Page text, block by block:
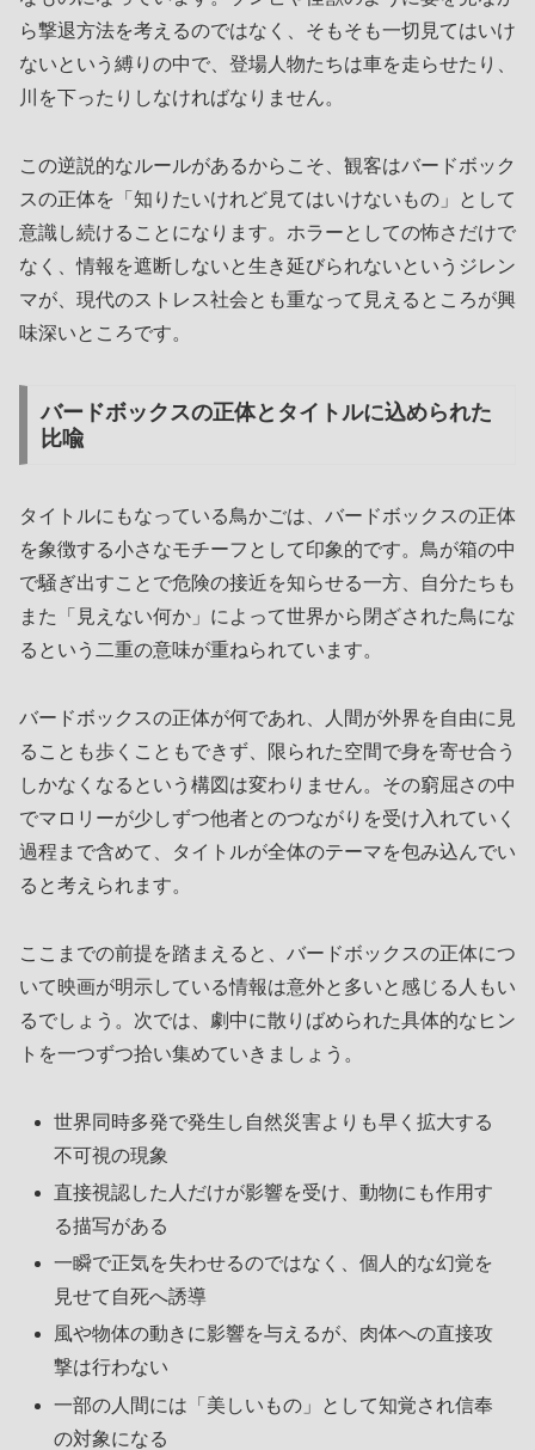
ら撃退方法を考えるのではなく、そもそも一切見てはいけ
ないという縛りの中で、登場人物たちは車を走らせたり、
川を下ったりしなければなりません。
この逆説的なルールがあるからこそ、観客はバードボック
スの正体を「知りたいけれど見てはいけないもの」として
意識し続けることになります。ホラーとしての怖さだけで
なく、情報を遮断しないと生き延びられないというジレン
マが、現代のストレス社会とも重なって見えるところが興
味深いところです。
バードボックスの正体とタイトルに込められた
比喩
タイトルにもなっている鳥かごは、バードボックスの正体
を象徴する小さなモチーフとして印象的です。鳥が箱の中
で騒ぎ出すことで危険の接近を知らせる一方、自分たちも
また「見えない何か」によって世界から閉ざされた鳥にな
るという二重の意味が重ねられています。
バードボックスの正体が何であれ、人間が外界を自由に見
ることも歩くこともできず、限られた空間で身を寄せ合う
しかなくなるという構図は変わりません。その窮屈さの中
でマロリーが少しずつ他者とのつながりを受け入れていく
過程まで含めて、タイトルが全体のテーマを包み込んでい
ると考えられます。
ここまでの前提を踏まえると、バードボックスの正体につ
いて映画が明示している情報は意外と多いと感じる人もい
るでしょう。次では、劇中に散りばめられた具体的なヒン
トを一つずつ拾い集めていきましょう。
世界同時多発で発生し自然災害よりも早く拡大する
不可視の現象
直接視認した人だけが影響を受け、動物にも作用す
る描写がある
一瞬で正気を失わせるのではなく、個人的な幻覚を
見せて自死へ誘導
風や物体の動きに影響を与えるが、肉体への直接攻
撃は行わない
一部の人間には「美しいもの」として知覚され信奉
の対象になる